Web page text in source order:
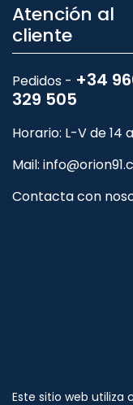
Atención al
cliente
Pedidos - +34
329 505
Horario: L-V de 14
Mail:
Contacta con
Este sitio web utiliza
Síguenos